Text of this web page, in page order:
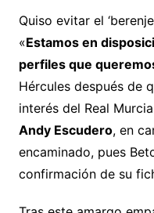
Quiso evitar el
«Estamos en
perfiles que
Hércules después de
interés del Real
Andy Escudero, en
encaminado, pues
confirmación de su